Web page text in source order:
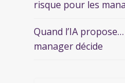
risque pour les
Quand l’IA
manager décide